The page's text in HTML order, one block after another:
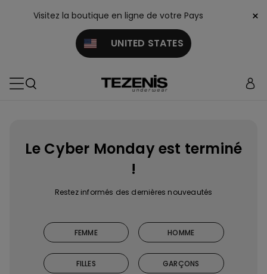
Le Cyber Monday est terminé
!
Restez informés des dernières nouveautés
FEMME HOMME
FILLES GARÇONS
Visitez la boutique en ligne de votre Pays
UNITED STATES
×